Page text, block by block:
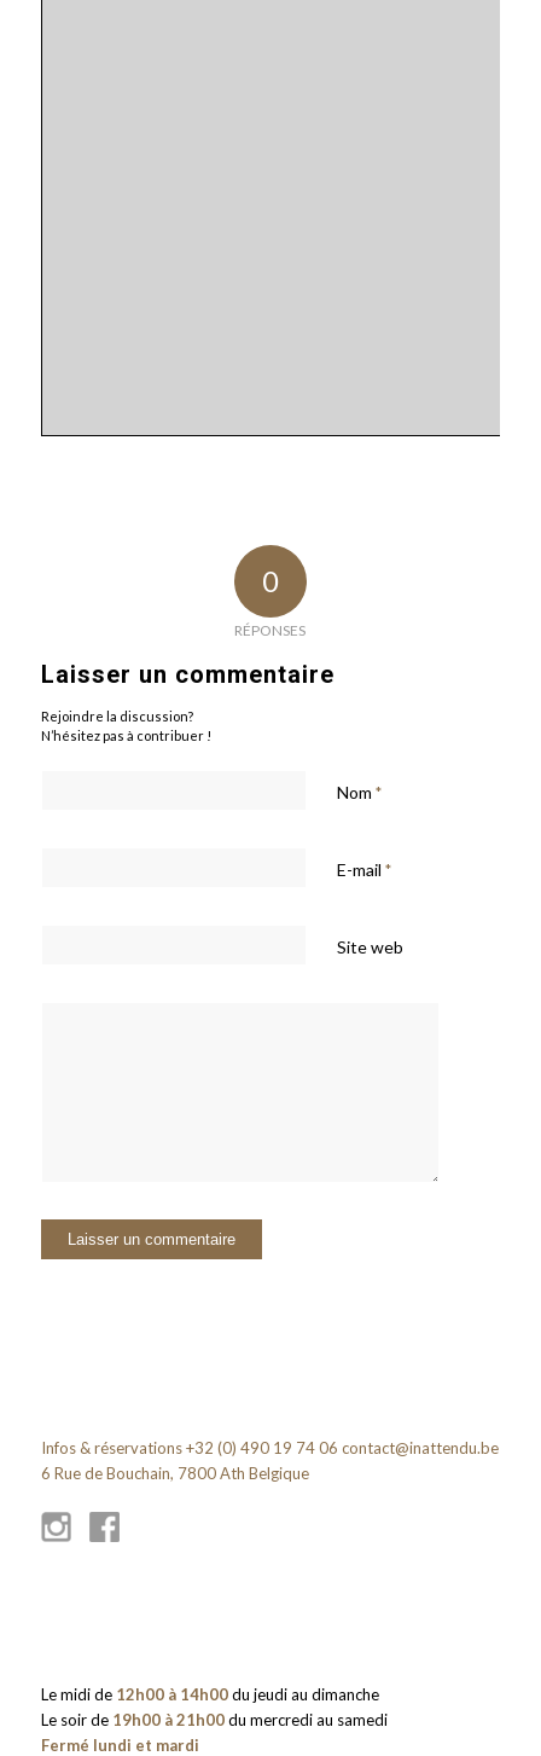
0
RÉPONSES
Laisser un commentaire
Rejoindre la discussion?
N’hésitez pas à contribuer !
Nom *
E-mail *
Site web
Infos & réservations +32 (0) 490 19 74 06 contact@inattendu.be
6 Rue de Bouchain, 7800 Ath Belgique
Le midi de 12h00 à 14h00du jeudi au dimanche
Le soir de 19h00 à 21h00du mercredi au samedi
Fermé lundi et mardi